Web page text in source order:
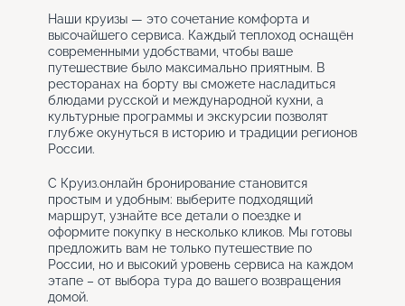
Наши круизы — это сочетание комфорта и
высочайшего сервиса. Каждый теплоход оснащён
современными удобствами, чтобы ваше
путешествие было максимально приятным. В
ресторанах на борту вы сможете насладиться
блюдами русской и международной кухни, а
культурные программы и экскурсии позволят
глубже окунуться в историю и традиции регионов
России.
С Круиз.онлайн бронирование становится
простым и удобным: выберите подходящий
маршрут, узнайте все детали о поездке и
оформите покупку в несколько кликов. Мы готовы
предложить вам не только путешествие по
России, но и высокий уровень сервиса на каждом
этапе – от выбора тура до вашего возвращения
домой.